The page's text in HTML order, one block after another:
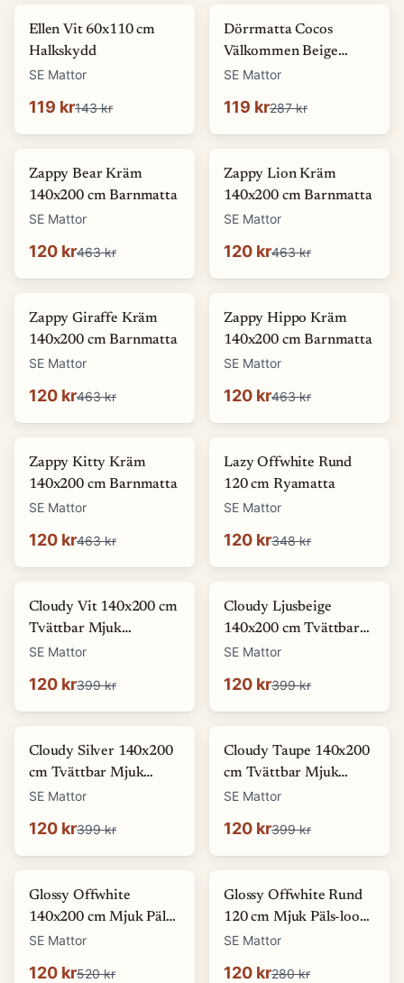
-17
Ellen Vit 60x110 cm
Halkskydd
SE Mattor
119 kr143 kr
-58
Dörrmatta Cocos
Välkommen Beige
45x75 cm
SE Mattor
119 kr287 kr
-74
Zappy Bear Kräm
140x200 cm Barnmatta
SE Mattor
120 kr463 kr
-74
Zappy Lion Kräm
140x200 cm Barnmatta
SE Mattor
120 kr463 kr
-74
Zappy Giraffe Kräm
140x200 cm Barnmatta
SE Mattor
120 kr463 kr
-74
Zappy Hippo Kräm
140x200 cm Barnmatta
SE Mattor
120 kr463 kr
-74
Zappy Kitty Kräm
140x200 cm Barnmatta
SE Mattor
120 kr463 kr
-
Lazy Offwhite Rund
120 cm Ryamatta
SE Mattor
120 kr348 kr
-70
Cloudy Vit 140x200 cm
Tvättbar Mjuk
Ryamatta
SE Mattor
120 kr399 kr
-70
Cloudy Ljusbeige
140x200 cm Tvättbar
Mjuk Ryamatta
SE Mattor
120 kr399 kr
-70
Cloudy Silver 140x200
cm Tvättbar Mjuk
Ryamatta
SE Mattor
120 kr399 kr
-70
Cloudy Taupe 140x200
cm Tvättbar Mjuk
Ryamatta
SE Mattor
120 kr399 kr
-77
Glossy Offwhite
140x200 cm Mjuk Päls-
look Matta
SE Mattor
120 kr520 kr
-57
Glossy Offwhite Rund
120 cm Mjuk Päls-look
Matta
SE Mattor
120 kr280 kr